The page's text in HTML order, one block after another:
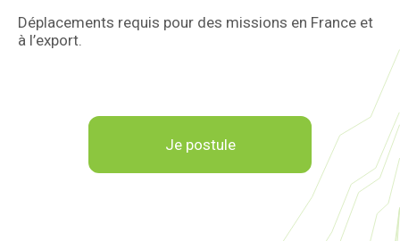
Déplacements requis pour des missions en France et
à l’export.​
Je postule